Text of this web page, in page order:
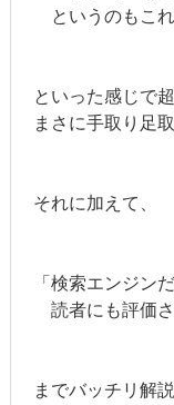
というのもこ
といった感じで
まさに手取り足
それに加えて、
「検索エンジン
読者にも評価さ
までバッチリ解